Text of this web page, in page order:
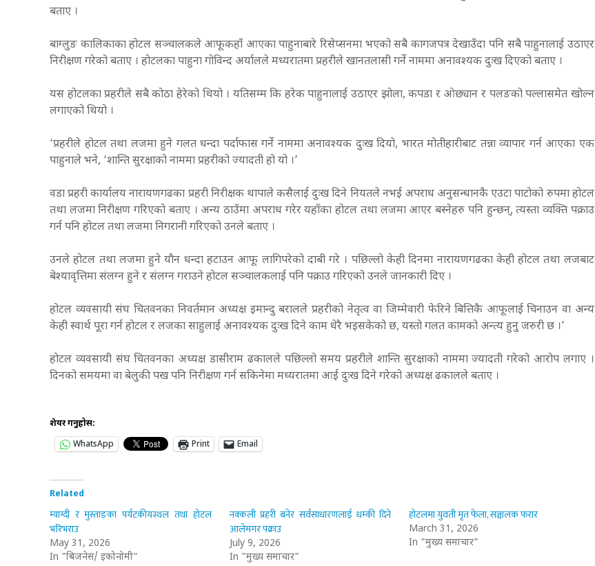
बताए ।
बाग्लुङ कालिकाका होटल सञ्चालकले आफूकहाँ आएका पाहुनाबारे रिसेप्सनमा भएको सबै कागजपत्र देखाउँदा पनि सबै पाहुनालाई उठाएर
निरीक्षण गरेको बताए । होटलका पाहुना गोविन्द अर्यालले मध्यरातमा प्रहरीले खानतलासी गर्ने नाममा अनावश्यक दुःख दिएको बताए ।
यस होटलका प्रहरीले सबै कोठा हेरेको थियो । यतिसम्म कि हरेक पाहुनालाई उठाएर झोला, कपडा र ओछ्यान र पलङको पल्लासमेत खोल्न
लगाएको थियो ।
‘प्रहरीले होटल तथा लजमा हुने गलत धन्दा पर्दाफास गर्ने नाममा अनावश्यक दुःख दियो, भारत मोतीहारीबाट तन्ना व्यापार गर्न आएका एक
पाहुनाले भने, ‘शान्ति सुरक्षाको नाममा प्रहरीको ज्यादती हो यो ।’
वडा प्रहरी कार्यालय नारायणगढका प्रहरी निरीक्षक थापाले कसैलाई दुःख दिने नियतले नभई अपराध अनुसन्धानकै एउटा पाटोको रुपमा होटल
तथा लजमा निरीक्षण गरिएको बताए । अन्य ठाउँमा अपराध गरेर यहाँका होटल तथा लजमा आएर बस्नेहरु पनि हुन्छन्, त्यस्ता व्यक्ति पक्राउ
गर्न पनि होटल तथा लजमा निगरानी गरिएको उनले बताए ।
उनले होटल तथा लजमा हुने यौन धन्दा हटाउन आफू लागिपरेको दाबी गरे । पछिल्लो केही दिनमा नारायणगढका केही होटल तथा लजबाट
बेश्यावृत्तिमा संलग्न हुने र संलग्न गराउने होटल सञ्चालकलाई पनि पक्राउ गरिएको उनले जानकारी दिए ।
होटल व्यवसायी संघ चितवनका निवर्तमान अध्यक्ष इमान्दु बरालले प्रहरीको नेतृत्व वा जिम्मेवारी फेरिने बित्तिकै आफूलाई चिनाउन वा अन्य
केही स्वार्थ पूरा गर्न होटल र लजका साहुलाई अनावश्यक दुःख दिने काम धेरै भइसकेको छ, यस्तो गलत कामको अन्त्य हुनु जरुरी छ ।’
होटल व्यवसायी संघ चितवनका अध्यक्ष डासीराम ढकालले पछिल्लो समय प्रहरीले शान्ति सुरक्षाको नाममा ज्यादती गरेको आरोप लगाए ।
दिनको समयमा वा बेलुकी पख पनि निरीक्षण गर्न सकिनेमा मध्यरातमा आई दुःख दिने गरेको अध्यक्ष ढकालले बताए ।
शेयर गर्नुहोस:
WhatsApp
Print Email
Related
म्याग्दी र मुस्ताङका पर्यटकीयस्थल तथा होटल
भरिभराउ
May 31, 2026
In "बिजनेस/ इकोनोमी"
नक्कली प्रहरी बनेर सर्वसाधारणलाई धम्की दिने
आलेमगर पक्राउ
July 9, 2026
In "मुख्य समाचार"
होटलमा युवती मृत फेला, सञ्चालक फरार
March 31, 2026
In "मुख्य समाचार"